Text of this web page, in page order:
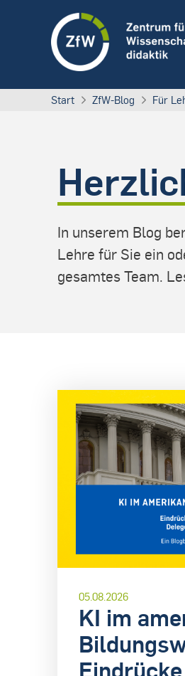
Start ZfW-Blog Für
In unserem Blog
Lehre für Sie ein
gesamtes Team.
05.08.2026
KI im